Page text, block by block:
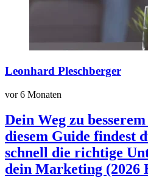
Leonhard Pleschberger
vor 6 Monaten
Dein Weg zu
diesem Guide findest
schnell die richtige
dein Marketing (2026